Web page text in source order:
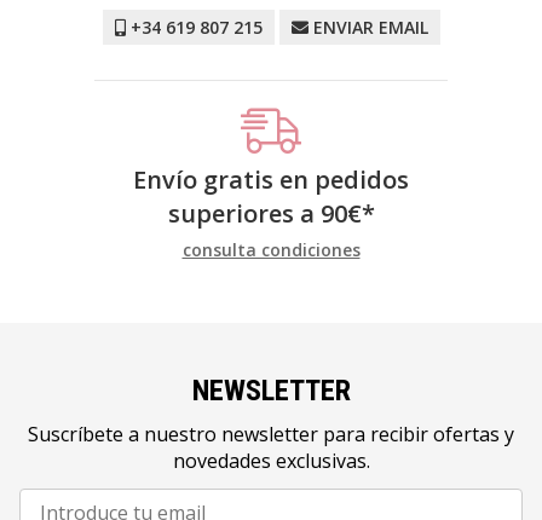
+34 619 807 215 ENVIAR EMAIL
Envío gratis en pedidos
superiores a 90€*
consulta condiciones
NEWSLETTER
Suscríbete a nuestro newsletter para recibir ofertas y
novedades exclusivas.